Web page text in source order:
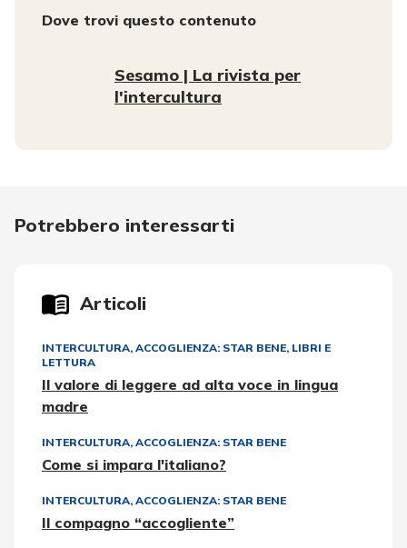
Dove trovi questo contenuto
Sesamo | La rivista per
l'intercultura
Potrebbero interessarti
Articoli
INTERCULTURA, ACCOGLIENZA: STAR BENE, LIBRI E
LETTURA
Il valore di leggere ad alta voce in lingua
madre
INTERCULTURA, ACCOGLIENZA: STAR BENE
Come si impara l'italiano?
INTERCULTURA, ACCOGLIENZA: STAR BENE
Il compagno “accogliente”